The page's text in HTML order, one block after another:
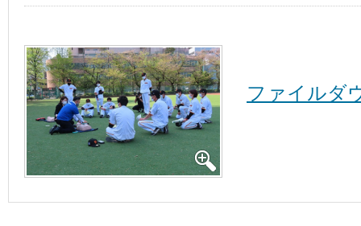
ファイルダ